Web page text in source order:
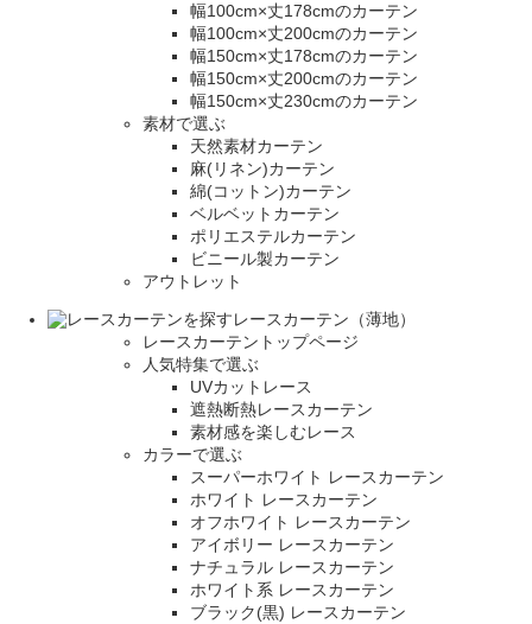
幅100cm×丈178cmのカーテン
幅100cm×丈200cmのカーテン
幅150cm×丈178cmのカーテン
幅150cm×丈200cmのカーテン
幅150cm×丈230cmのカーテン
素材で選ぶ
天然素材カーテン
麻(リネン)カーテン
綿(コットン)カーテン
ベルベットカーテン
ポリエステルカーテン
ビニール製カーテン
アウトレット
レースカーテン（薄地）
レースカーテントップページ
人気特集で選ぶ
UVカットレース
遮熱断熱レースカーテン
素材感を楽しむレース
カラーで選ぶ
スーパーホワイト レースカーテン
ホワイト レースカーテン
オフホワイト レースカーテン
アイボリー レースカーテン
ナチュラル レースカーテン
ホワイト系 レースカーテン
ブラック(黒) レースカーテン